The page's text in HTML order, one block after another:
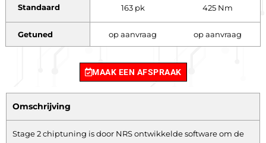
Standaard 163 pk 425 Nm
Getuned op aanvraag op aanvraag
MAAK EEN AFSPRAAK
Omschrijving
Stage 2 chiptuning is door NRS ontwikkelde software om de